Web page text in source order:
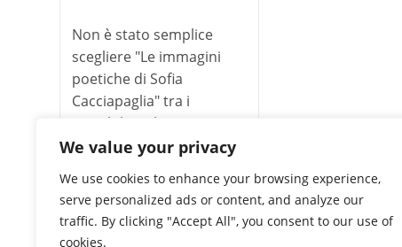
We value your privacy
We use cookies to enhance your browsing experience,
serve personalized ads or content, and analyze our
traffic. By clicking "Accept All", you consent to our use of
cookies.
Non è stato semplice
scegliere "Le immagini
poetiche di Sofia
Cacciapaglia" tra i
possibili titoli
dell'intervista. Sofia è
Continua a leggere Le
immagini